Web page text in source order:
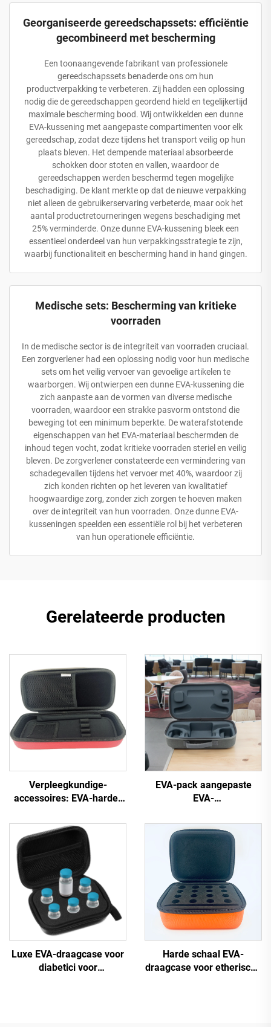
Georganiseerde gereedschapssets: efficiëntie
gecombineerd met bescherming
Een toonaangevende fabrikant van professionele
gereedschapssets benaderde ons om hun
productverpakking te verbeteren. Zij hadden een oplossing
nodig die de gereedschappen geordend hield en tegelijkertijd
maximale bescherming bood. Wij ontwikkelden een dunne
EVA-kussening met aangepaste compartimenten voor elk
gereedschap, zodat deze tijdens het transport veilig op hun
plaats bleven. Het dempende materiaal absorbeerde
schokken door stoten en vallen, waardoor de
gereedschappen werden beschermd tegen mogelijke
beschadiging. De klant merkte op dat de nieuwe verpakking
niet alleen de gebruikerservaring verbeterde, maar ook het
aantal productretourneringen wegens beschadiging met
25% verminderde. Onze dunne EVA-kussening bleek een
essentieel onderdeel van hun verpakkingsstrategie te zijn,
waarbij functionaliteit en bescherming hand in hand gingen.
Medische sets: Bescherming van kritieke
voorraden
In de medische sector is de integriteit van voorraden cruciaal.
Een zorgverlener had een oplossing nodig voor hun medische
sets om het veilig vervoer van gevoelige artikelen te
waarborgen. Wij ontwierpen een dunne EVA-kussening die
zich aanpaste aan de vormen van diverse medische
voorraden, waardoor een strakke pasvorm ontstond die
beweging tot een minimum beperkte. De waterafstotende
eigenschappen van het EVA-materiaal beschermden de
inhoud tegen vocht, zodat kritieke voorraden steriel en veilig
bleven. De zorgverlener constateerde een vermindering van
schadegevallen tijdens het vervoer met 40%, waardoor zij
zich konden richten op het leveren van kwalitatief
hoogwaardige zorg, zonder zich zorgen te hoeven maken
over de integriteit van hun voorraden. Onze dunne EVA-
kusseningen speelden een essentiële rol bij het verbeteren
van hun operationele efficiëntie.
Gerelateerde producten
Verpleegkundige-
accessoires: EVA-harde-
en volwassenen, medische
benodigdheden, rode
shell-kitkoffer voor 3M
Littmann Classic III-
stethoscopen
EVA-pack aangepaste
EVA-
ritssluiting gesloten voor
reizen en kamperen
Luxe EVA-draagcase voor
diabetici voor
Harde schaal EVA-
draagcase voor etherische